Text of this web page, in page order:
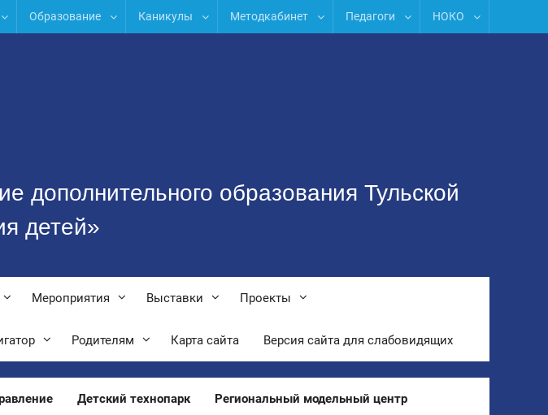
Образование Каникулы Методкабинет Педагоги НОКО
дополнительного образования Тульской
детей»
Мероприятия Выставки Проекты
Родителям Карта сайта Версия сайта для слабовидящих
Детский технопарк Региональный модельный центр